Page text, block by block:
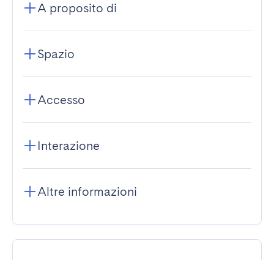
A proposito di
Spazio
Accesso
Interazione
Altre informazioni